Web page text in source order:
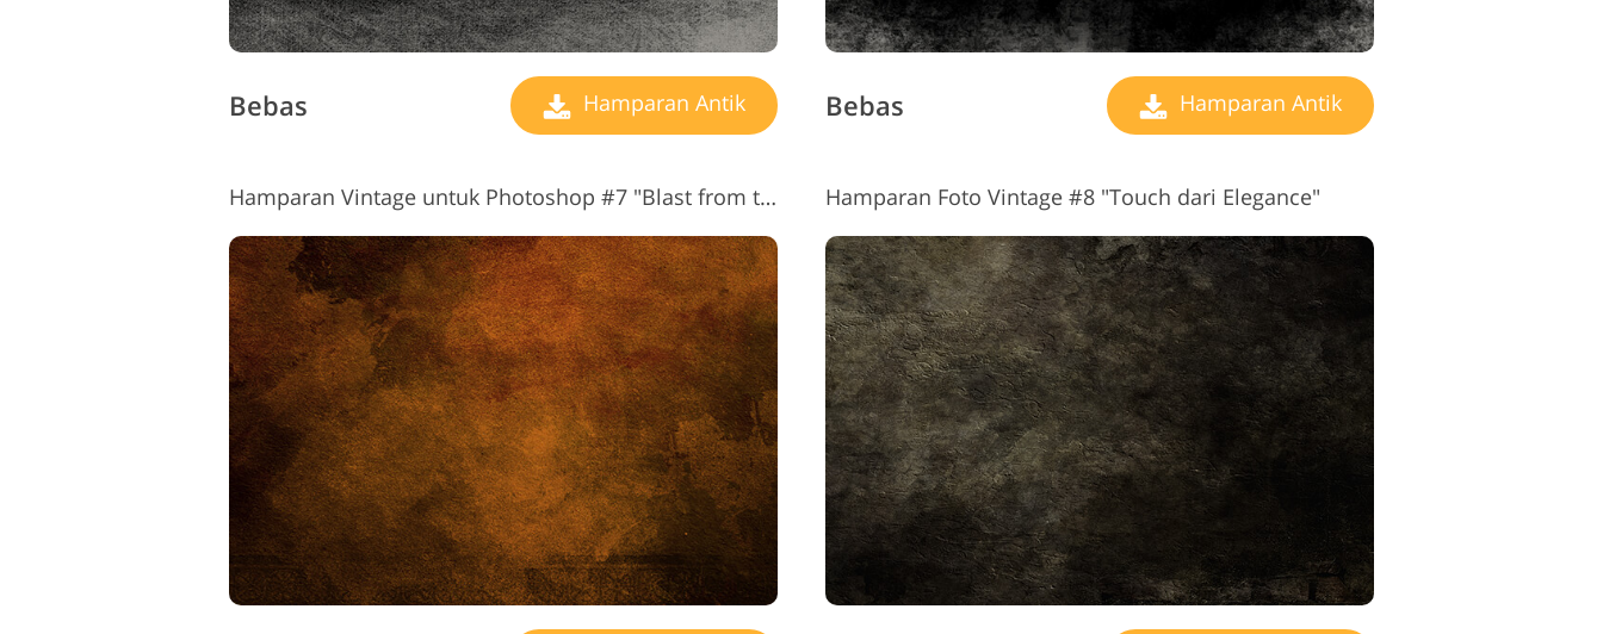
Bebas Hamparan Antik Bebas Hamparan Antik
Hamparan Vintage untuk Photoshop #7 "Blast from the Past" Hamparan Foto Vintage #8 "Touch dari Elegance"